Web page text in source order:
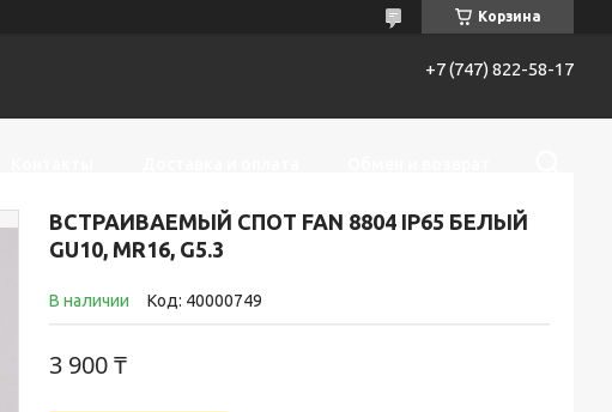
Корзина
+7 (747) 822-58-17
ВСТРАИВАЕМЫЙ СПОТ FAN 8804 IP65 БЕЛЫЙ
GU10, MR16, G5.3
В наличии Код: 40000749
3 900 ₸